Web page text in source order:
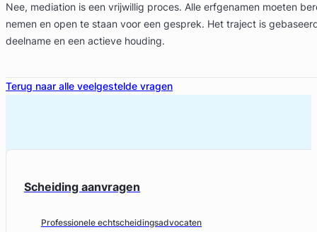
Nee, mediation is een vrijwillig proces. Alle erfgenamen moeten
nemen en open te staan voor een gesprek. Het traject is
deelname en een actieve houding.
Terug naar alle veelgestelde vragen
Scheiding aanvragen
Professionele echtscheidingsadvocaten